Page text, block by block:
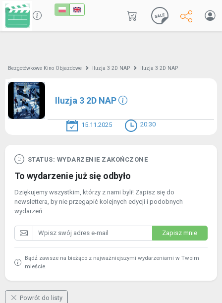
Bezgotówkowe Kino Objazdowe Iluzja 3 2D NAP Iluzja 3 2D NAP
Iluzja 3 2D NAP
15.11.2025 20:30
STATUS: WYDARZENIE ZAKOŃCZONE
To wydarzenie już się odbyło
Dziękujemy wszystkim, którzy z nami byli! Zapisz się do
newslettera, by nie przegapić kolejnych edycji i podobnych
wydarzeń.
Zapisz mnie
Bądź zawsze na bieżąco z najważniejszymi wydarzeniami w Twoim
mieście.
Powrót do listy